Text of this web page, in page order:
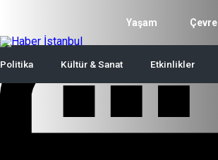
Yaşam Çevre
Politika Kültür & Sanat Etkinlikler